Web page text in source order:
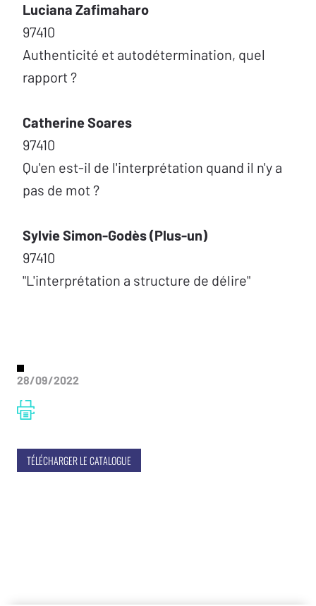
28/09/2022
TÉLÉCHARGER LE CATALOGUE
Luciana Zafimaharo
97410
Authenticité et autodétermination, quel
rapport ?
Catherine Soares
97410
Qu'en est-il de l'interprétation quand il n'y a
pas de mot ?
Sylvie Simon-Godès (Plus-un)
97410
"L'interprétation a structure de délire"